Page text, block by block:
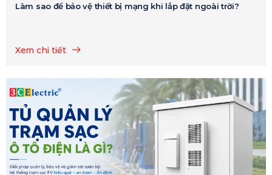
Làm sao để bảo vệ thiết bị mạng khi lắp đặt ngoài trời?
Xem chi tiết